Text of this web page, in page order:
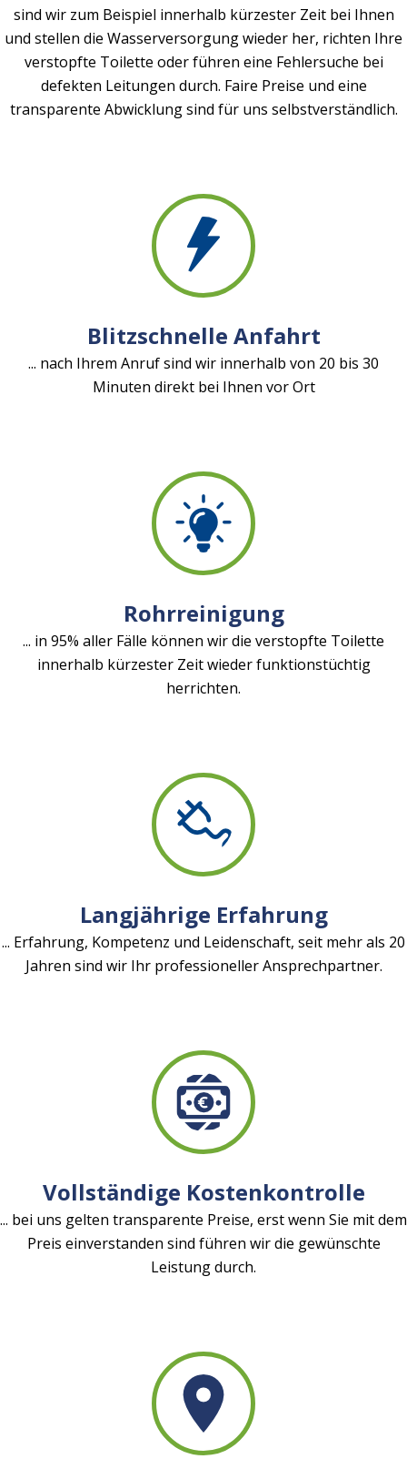
sind wir zum Beispiel innerhalb kürzester Zeit bei Ihnen
und stellen die Wasserversorgung wieder her, richten Ihre
verstopfte Toilette oder führen eine Fehlersuche bei
defekten Leitungen durch. Faire Preise und eine
transparente Abwicklung sind für uns selbstverständlich.
Blitzschnelle Anfahrt
... nach Ihrem Anruf sind wir innerhalb von 20 bis 30
Minuten direkt bei Ihnen vor Ort
Rohrreinigung
... in 95% aller Fälle können wir die verstopfte Toilette
innerhalb kürzester Zeit wieder funktionstüchtig
herrichten.
Langjährige Erfahrung
... Erfahrung, Kompetenz und Leidenschaft, seit mehr als 20
Jahren sind wir Ihr professioneller Ansprechpartner.
Vollständige Kostenkontrolle
... bei uns gelten transparente Preise, erst wenn Sie mit dem
Preis einverstanden sind führen wir die gewünschte
Leistung durch.